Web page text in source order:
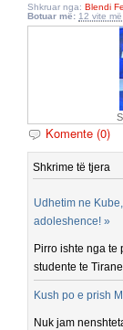
Shkruar nga: Blendi
Botuar më: 12 vite
Komente (0)
Shkrime të tjera
Udhetim ne
adoleshence! »
Pirro ishte nga te
studente te
Kush po e prish
Nuk jam